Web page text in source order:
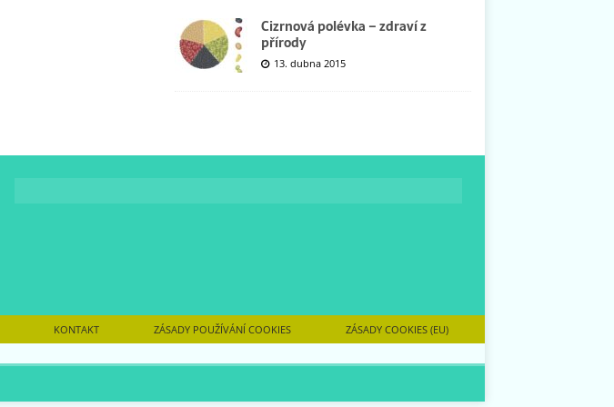
Cizrnová polévka – zdraví z
přírody
13. dubna 2015
KONTAKT ZÁSADY POUŽÍVÁNÍ COOKIES ZÁSADY COOKIES (EU)